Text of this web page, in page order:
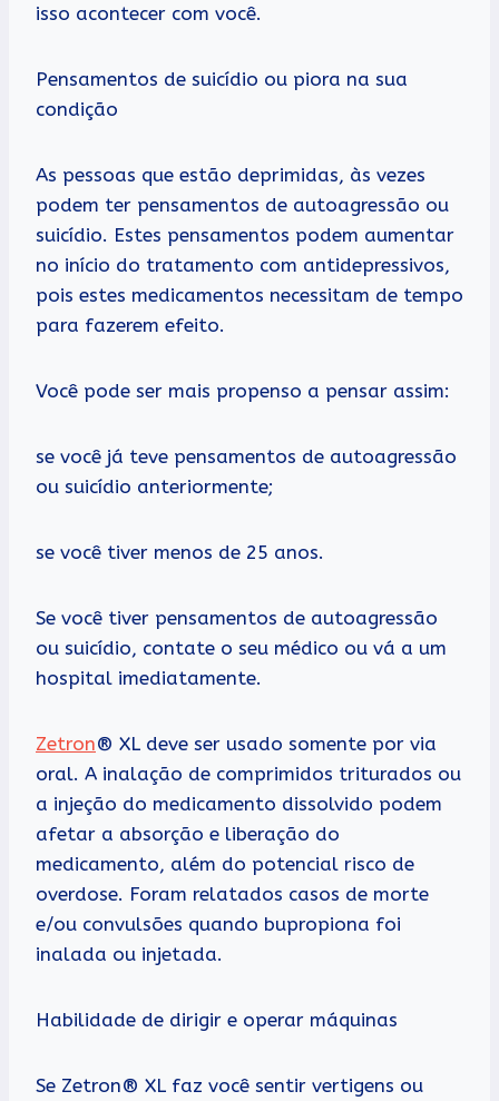
isso acontecer com você.
Pensamentos de suicídio ou piora na sua
condição
As pessoas que estão deprimidas, às vezes
podem ter pensamentos de autoagressão ou
suicídio. Estes pensamentos podem aumentar
no início do tratamento com antidepressivos,
pois estes medicamentos necessitam de tempo
para fazerem efeito.
Você pode ser mais propenso a pensar assim:
se você já teve pensamentos de autoagressão
ou suicídio anteriormente;
se você tiver menos de 25 anos.
Se você tiver pensamentos de autoagressão
ou suicídio, contate o seu médico ou vá a um
hospital imediatamente.
Zetron® XL deve ser usado somente por via
oral. A inalação de comprimidos triturados ou
a injeção do medicamento dissolvido podem
afetar a absorção e liberação do
medicamento, além do potencial risco de
overdose. Foram relatados casos de morte
e/ou convulsões quando bupropiona foi
inalada ou injetada.
Habilidade de dirigir e operar máquinas
Se Zetron® XL faz você sentir vertigens ou